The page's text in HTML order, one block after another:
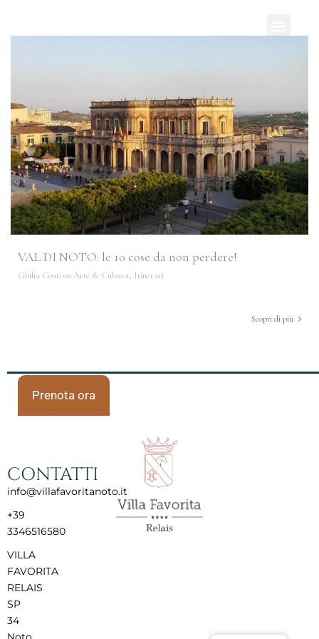
VAL DI NOTO: le 10 cose da non perdere!
Giulia Conti on Arte & Cultura, Itinerari
Scopri di più
Prenota ora
CONTATTI
info@villafavoritanoto.it
+39
3346516580
VILLA
FAVORITA
RELAIS
SP
34